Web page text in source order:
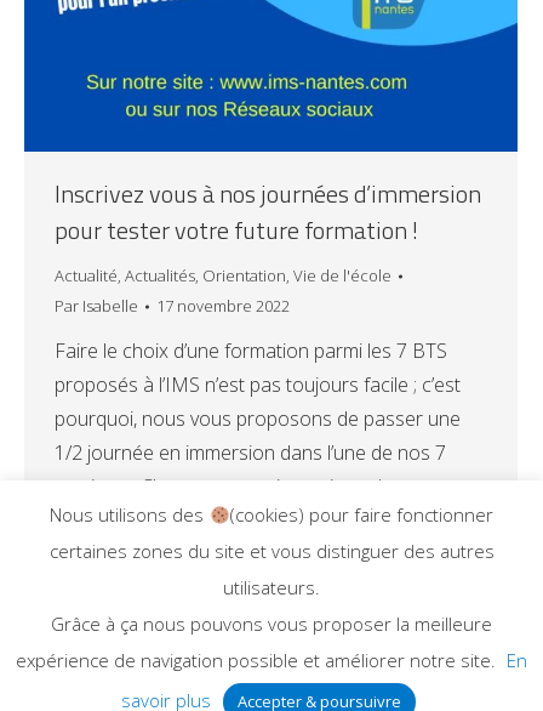
Inscrivez vous à nos journées d’immersion
pour tester votre future formation !
Actualité, Actualités, Orientation, Vie de l'école
Par Isabelle 17 novembre 2022
Faire le choix d’une formation parmi les 7 BTS
proposés à l’IMS n’est pas toujours facile ; c’est
pourquoi, nous vous proposons de passer une
1/2 journée en immersion dans l’une de nos 7
sections. C’est une occasion unique de partager
le quotidien de nos étudiants en découvrant les
matières, les professeurs, les locaux… Les dates…
Dream-Theme — trulypremium WordPress themes
Nous utilisons des
(cookies) pour faire fonctionner
certaines zones du site et vous distinguer des autres
utilisateurs.
Grâce à ça nous pouvons vous proposer la meilleure
expérience de navigation possible et améliorer notre site. En
savoir plus
Accepter & poursuivre